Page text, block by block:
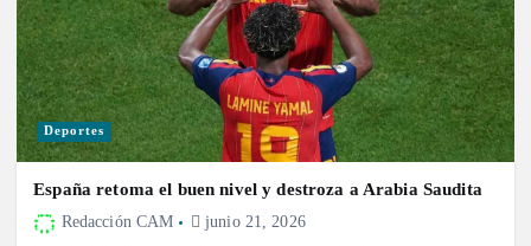
Deportes
España retoma el buen nivel y destroza a Arabia Saudita
Redacción CAM junio 21, 2026